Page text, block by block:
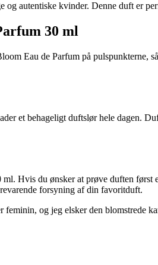
og autentiske kvinder. Denne duft er
30 ml
Eau de Parfum på
et behageligt duftslør hele dagen.
Hvis du ønsker at prøve duften
forsyning af din favoritduft.
og jeg elsker den blomstrede